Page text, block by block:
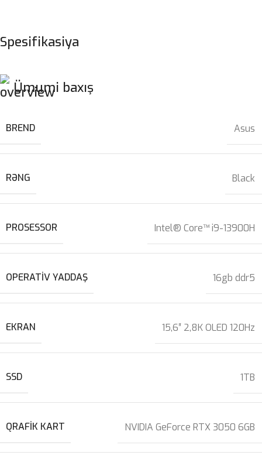
Spesifikasiya
Ümumi baxış
BREND Asus
RƏNG Black
PROSESSOR Intel® Core™ i9-13900H
OPERATIV YADDAŞ 16gb ddr5
EKRAN 15,6″ 2,8K OLED 120Hz
SSD 1TB
QRAFIK KART NVIDIA GeForce RTX 3050 6GB